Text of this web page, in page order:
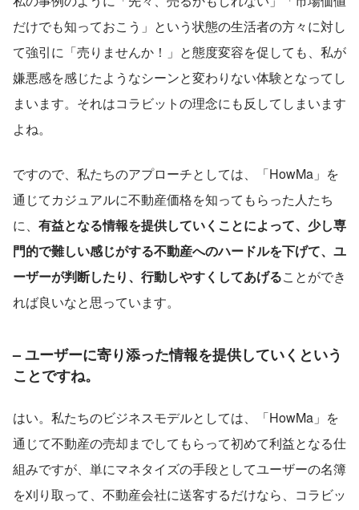
だけでも知っておこう」という状態の生活者の方々に対し
て強引に「売りませんか！」と態度変容を促しても、私が
嫌悪感を感じたようなシーンと変わりない体験となってし
まいます。それはコラビットの理念にも反してしまいます
よね。
ですので、私たちのアプローチとしては、「HowMa」を
通じてカジュアルに不動産価格を知ってもらった人たち
に、 有益となる情報を提供していくことによって、少し専
門的で難しい感じがする不動産へのハードルを下げて、ユ
ーザーが判断したり、行動しやすくしてあげることができ
れば良いなと思っています。
– ユーザーに寄り添った情報を提供していくという
ことですね。
はい。私たちのビジネスモデルとしては、「HowMa」を
通じて不動産の売却までしてもらって初めて利益となる仕
組みですが、単にマネタイズの手段としてユーザーの名簿
を刈り取って、不動産会社に送客するだけなら、コラビッ